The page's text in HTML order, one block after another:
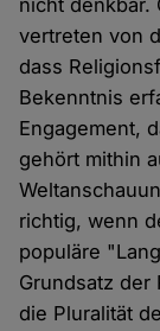
nicht denkbar.
vertreten von
dass
Bekenntnis
Engagement,
gehört mithin
richtig, wenn
populäre
Grundsatz der
die Pluralität